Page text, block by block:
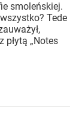
smoleńskiej.
Tede
płytą „Notes